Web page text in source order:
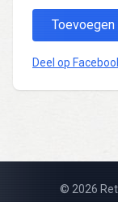
Toevoegen
Deel op
© 2026